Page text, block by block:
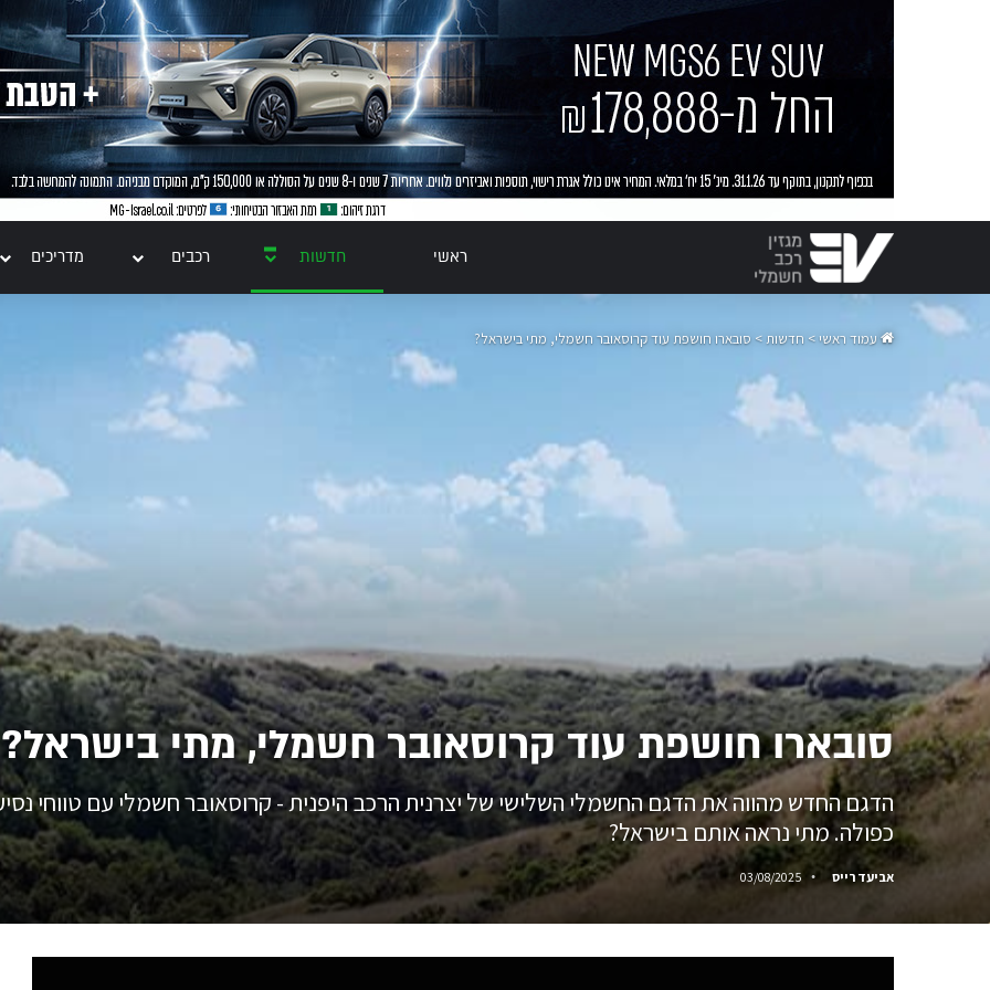
ראשי חדשות רכבים מדריכים
עמוד ראשי> חדשות > סובארו חושפת עוד קרוסאובר חשמלי, מתי בישראל?
סובארו חושפת עוד קרוסאובר חשמלי, מתי בישראל?
כפולה. מתי נראה אותם בישראל?
אביעד רייס 03/08/2025